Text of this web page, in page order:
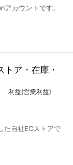
カウントです。
ア・在庫・
利益(営業利益)
た自社ECストアで